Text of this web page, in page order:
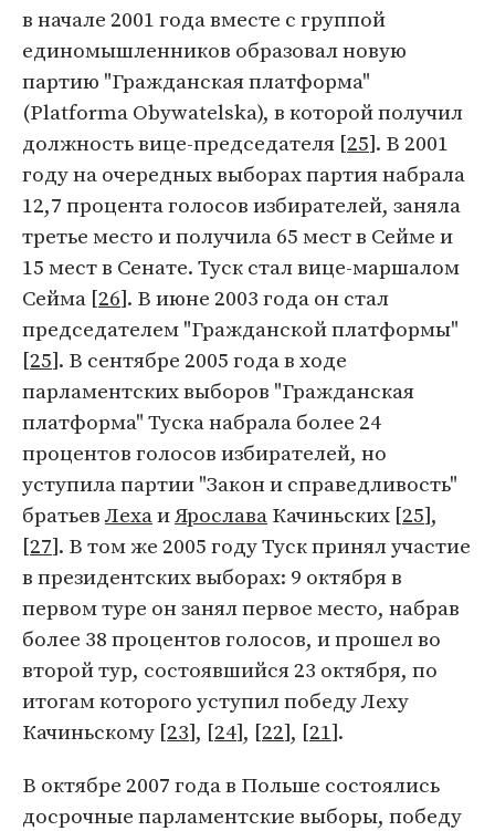
в начале 2001 года вместе с группой
единомышленников образовал новую
партию "Гражданская платформа"
(Platforma Obywatelska), в которой получил
должность вице-председателя [25]. В 2001
году на очередных выборах партия набрала
12,7 процента голосов избирателей, заняла
третье место и получила 65 мест в Сейме и
15 мест в Сенате. Туск стал вице-маршалом
Сейма [26]. В июне 2003 года он стал
председателем "Гражданской платформы"
[25]. В сентябре 2005 года в ходе
парламентских выборов "Гражданская
платформа" Туска набрала более 24
процентов голосов избирателей, но
уступила партии "Закон и справедливость"
братьевЛехаиЯрославаКачиньских [25],
[27]. В том же 2005 году Туск принял участие
в президентских выборах: 9 октября в
первом туре он занял первое место, набрав
более 38 процентов голосов, и прошел во
второй тур, состоявшийся 23 октября, по
итогам которого уступил победу Леху
Качиньскому [23], [24], [22], [21].
В октябре 2007 года в Польше состоялись
досрочные парламентские выборы, победу